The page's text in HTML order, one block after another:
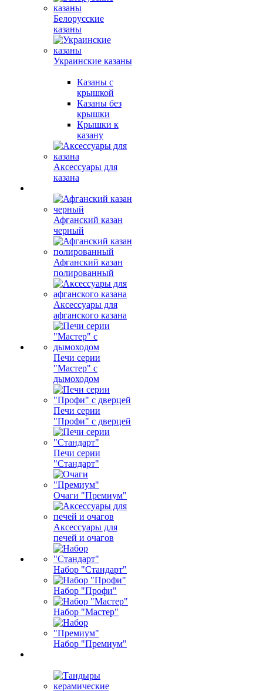
Белорусские
казаны
Украинские казаны
Казаны с
крышкой
Казаны без
крышки
Крышки к
казану
Аксессуары для
казана
Афганский казан
черный
Афганский казан
полированный
Аксессуары для
афганского казана
Печи серии
"Мастер" с
дымоходом
Печи серии
"Профи" с дверцей
Печи серии
"Стандарт"
Очаги "Премиум"
Аксессуары для
печей и очагов
Набор "Стандарт"
Набор "Профи"
Набор "Мастер"
Набор "Премиум"